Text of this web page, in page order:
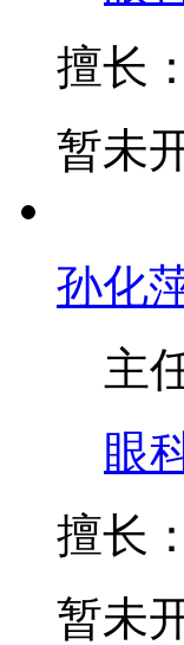
擅长：
暂未
孙化
主
眼
擅长：
暂未